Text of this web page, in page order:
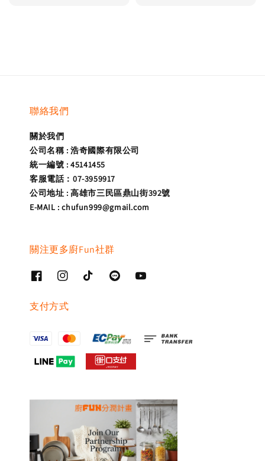
聯絡我們
關於我們
公司名稱 : 浩奇國際有限公司
統一編號 : 45141455
客服電話：07-3959917
公司地址 : 高雄市三民區鼎山街392號
E-MAIL : chufun999@gmail.com
關注更多廚Fun社群
支付方式